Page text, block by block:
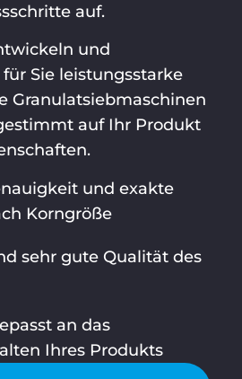
auf.
und
Sie leistungsstarke
Granulatsiebmaschinen
auf Ihr Produkt
und exakte
Korngröße
sehr gute Qualität des
an das
Ihres Produkts